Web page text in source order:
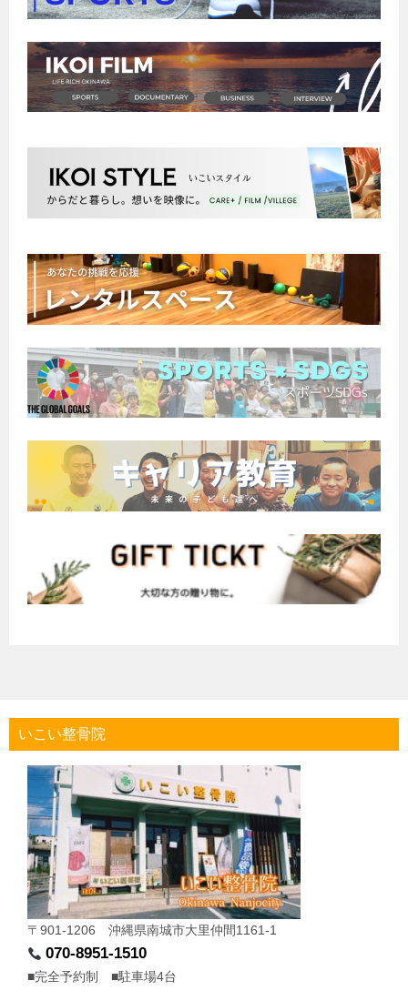
いこい整骨院
〒901-1206 沖縄県南城市大里仲間1161-1
070-8951-1510
■完全予約制 ■駐車場4台